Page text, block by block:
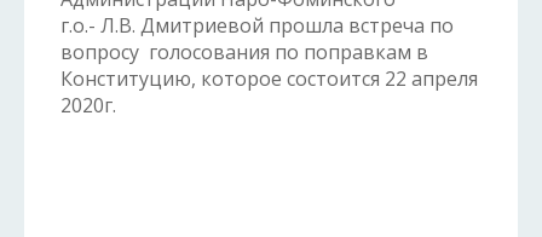
г.о.- Л.В. Дмитриевой прошла встреча по
вопросу голосования по поправкам в
Конституцию, которое состоится 22 апреля
2020г.